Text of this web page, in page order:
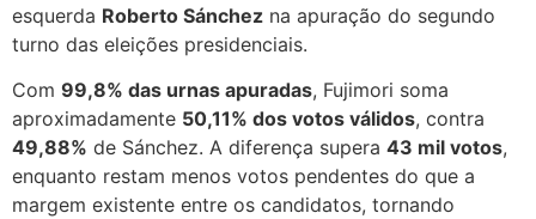
esquerda Roberto Sánchez na apuração do segundo
turno das eleições presidenciais.
Com 99,8% das urnas apuradas, Fujimori soma
aproximadamente 50,11% dos votos válidos, contra
49,88% de Sánchez. A diferença supera 43 mil votos,
enquanto restam menos votos pendentes do que a
margem existente entre os candidatos, tornando